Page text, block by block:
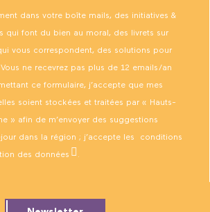
dans votre boîte mails, des initiatives &
qui font du bien au moral, des livrets sur
vous correspondent, des solutions pour
ne recevrez pas plus de 12 emails/an
ce formulaire, j’accepte que mes
soient stockées et traitées par « Hauts-
» afin de m’envoyer des suggestions
dans la région ; j’accepte les conditions
des données .